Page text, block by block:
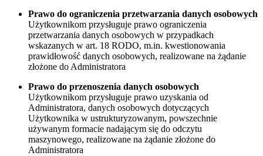
Prawo do ograniczenia przetwarzania danych osobowych
Użytkownikom przysługuje prawo ograniczenia
przetwarzania danych osobowych w przypadkach
wskazanych w art. 18 RODO, m.in. kwestionowania
prawidłowość danych osobowych, realizowane na żądanie
złożone do Administratora
Prawo do przenoszenia danych osobowych
Użytkownikom przysługuje prawo uzyskania od
Administratora, danych osobowych dotyczących
Użytkownika w ustrukturyzowanym, powszechnie
używanym formacie nadającym się do odczytu
maszynowego, realizowane na żądanie złożone do
Administratora